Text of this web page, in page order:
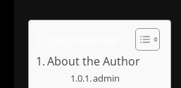
About the Author
admin